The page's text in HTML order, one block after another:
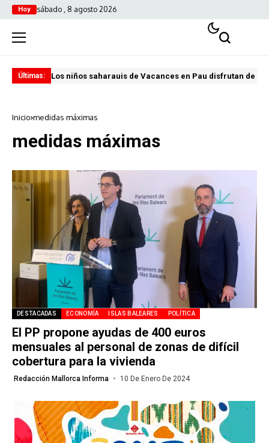
Hoy sábado , 8 agosto 2026
Últimas: Los niños saharauis de Vacances en Pau disfrutan de
Inicio medidas máximas
medidas máximas
DESTACADAS ECONOMÍA ISLAS BALEARES POLÍTICA
El PP propone ayudas de 400 euros
mensuales al personal de zonas de difícil
cobertura para la vivienda
Redacción Mallorca Informa 10 De Enero De 2024